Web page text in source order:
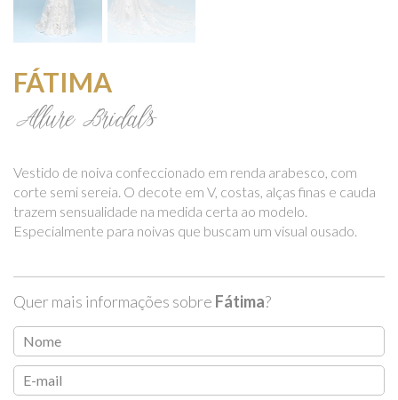
FÁTIMA
Allure Bridals
Vestido de noiva confeccionado em renda arabesco, com
corte semi sereia. O decote em V, costas, alças finas e cauda
trazem sensualidade na medida certa ao modelo.
Especialmente para noivas que buscam um visual ousado.
Quer mais informações sobre Fátima?